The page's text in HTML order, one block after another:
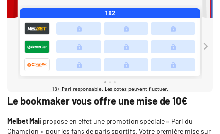
Le bookmaker vous offre une mise de 10€
Melbet Mali propose en effet une promotion spéciale « Pari du
Champion » pour les fans de paris sportifs. Votre première mise sur